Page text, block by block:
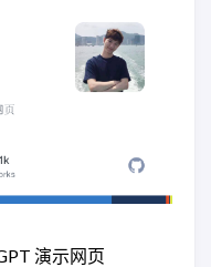
演示网页